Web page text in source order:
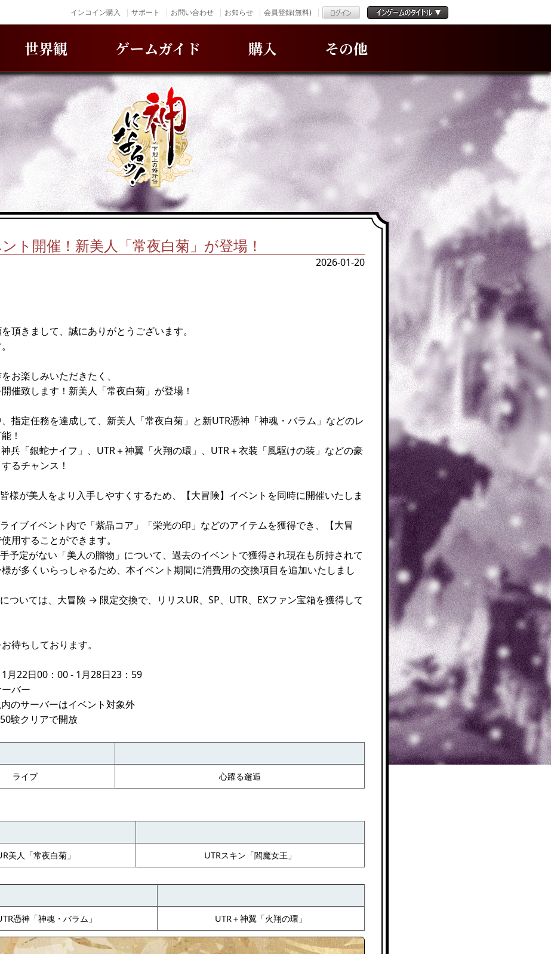
インコイン購入 サポート お問い合わせ お知らせ 会員登録(無料)
世界観 ゲームガイド 購入 その他
ト開催！新美人「常夜白菊」が登場！
2026-01-20
頂きまして、誠にありがとうございます。
お楽しみいただきたく、
催致します！新美人「常夜白菊」が登場！
指定任務を達成して、新美人「常夜白菊」と新UTR憑神「神魂・バラム」などのレ
！
兵「銀蛇ナイフ」、UTR＋神翼「火翔の環」、UTR＋衣装「風駆けの装」などの豪
るチャンス！
様が美人をより入手しやすくするため、【大冒険】イベントを同時に開催いたしま
イブイベント内で「紫晶コア」「栄光の印」などのアイテムを獲得でき、【大冒
用することができます。
予定がない「美人の贈物」について、過去のイベントで獲得され現在も所持されて
が多くいらっしゃるため、本イベント期間に消費用の交換項目を追加いたしまし
ついては、大冒険 → 限定交換で、リリスUR、SP、UTR、EXファン宝箱を獲得して
待ちしております。
月22日00：00 - 1月28日23：59
バー
のサーバーはイベント対象外
験クリアで開放
ライブ 心躍る邂逅
美人「常夜白菊」 UTRスキン「閻魔女王」
憑神「神魂・バラム」 UTR＋神翼「火翔の環」